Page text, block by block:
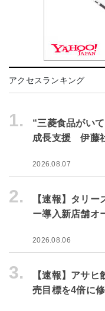
アクセスランキング
1.
“三菱食品がい
成長支援 伊藤
2026.08.07
2.
【速報】タリ
ー導入新店舗オ
2026.08.06
3.
【速報】アサ
売目標を4倍に